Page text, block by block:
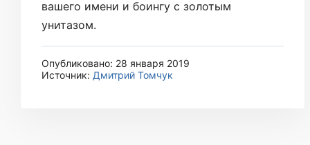
вашего имени и боингу с золотым
унитазом.
Опубликовано: 28 января 2019
Источник: Дмитрий Томчук